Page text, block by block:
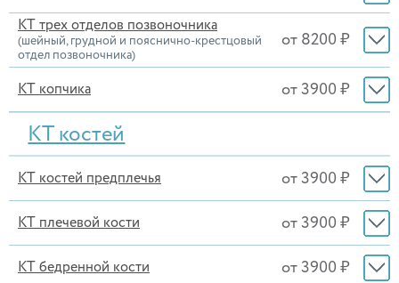
КТ трех отделов позвоночника
(шейный, грудной и пояснично-крестцовый
отдел позвоночника)
от 8200 ₽
КТ копчика от 3900 ₽
КТ костей
КТ костей предплечья от 3900 ₽
КТ плечевой кости от 3900 ₽
КТ бедренной кости от 3900 ₽